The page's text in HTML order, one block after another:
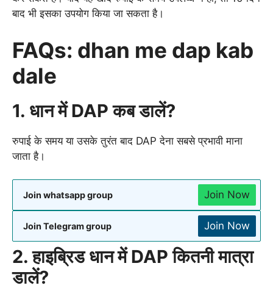
बाद भी इसका उपयोग किया जा सकता है।
FAQs: dhan me dap kab
dale
1. धान में DAP कब डालें?
रुपाई के समय या उसके तुरंत बाद DAP देना सबसे प्रभावी माना
जाता है।
Join whatsapp group Join Now
Join Telegram group Join Now
2. हाइब्रिड धान में DAP कितनी मात्रा
डालें?